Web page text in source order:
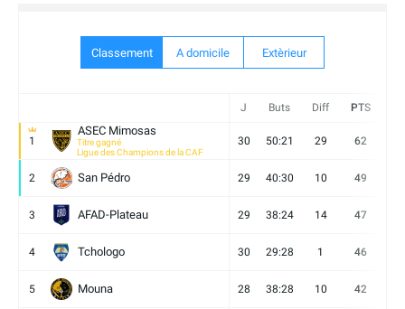
Classement A domicile Extèrieur
J Buts Diff PTS
1
ASEC Mimosas
Titre gagné
Ligue des Champions de la CAF
30 50:21 29 62
2 San Pédro 29 40:30 10 49
3 AFAD-Plateau 29 38:24 14 47
4 Tchologo 30 29:28 1 46
5 Mouna 28 38:28 10 42